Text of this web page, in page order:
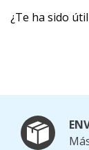
¿Te ha sido